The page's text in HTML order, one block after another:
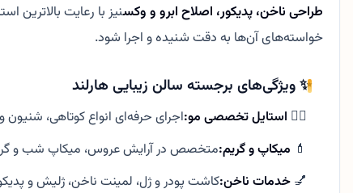
طراحی ناخن، پدیکور، اصلاح ابرو و وکسنیز با رعایت بالاترین
خواسته‌های آن‌ها به دقت شنیده و اجرا شود.
✨ ویژگی‌های برجسته سالن زیبایی هارلند
💇‍♀️ استایل تخصصی مو:اجرای حرفه‌ای انواع کوتاهی، شنیون
💄 میکاپ و گریم:متخصص در آرایش عروس، میکاپ شب و
💅 خدمات ناخن:کاشت پودر و ژل، لمینت ناخن، ژلیش و